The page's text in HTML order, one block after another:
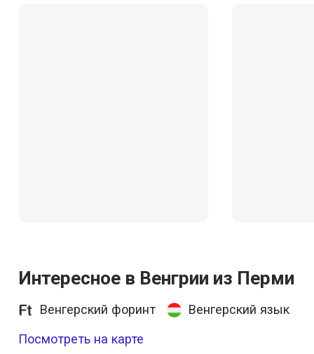
Интересное в Венгрии из Перми
Венгерский форинт
Венгерский язык
Посмотреть на карте